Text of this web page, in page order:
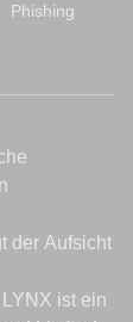
Phishing